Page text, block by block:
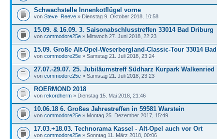
Schwachstelle Innenkotflügel vorne
von Steve_Reeve » Dienstag 9. Oktober 2018, 10:58
15.09. & 16.09. 3. Saisonabschlusstreffen 33014 Bad Driburg
von commodore25e » Mittwoch 27. Juni 2018, 22:23
15.09. Große Alt-Opel-Weserbergland-Classic-Tour 33014
von commodore25e » Samstag 21. Juli 2018, 23:24
27.07.-29.07. 25. Jubiläumstreff Südharz Kurpark Walkenried
von commodore25e » Samstag 21. Juli 2018, 23:23
ROERMOND 2018
von rekordherm » Dienstag 15. Mai 2018, 21:46
10.06.18 6. Großes Jahrestreffen in 59581 Warstein
von commodore25e » Montag 25. Dezember 2017, 15:49
17.03.+18.03. Technorama Kassel - Alt-Opel auch vor Ort
von commodore25e » Sonntag 11. März 2018, 00:06